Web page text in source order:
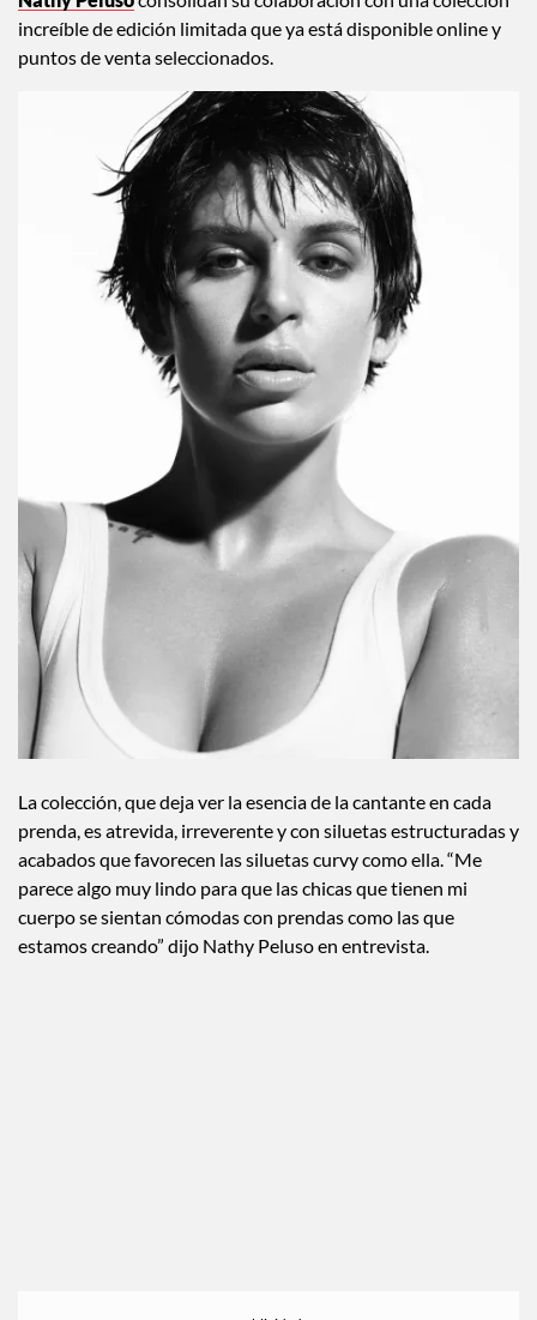
Nathy Pelusoconsolidan su colaboración con una colección
increíble de edición limitada que ya está disponible online y
La colección, que deja ver la esencia de la cantante en cada
prenda, es atrevida, irreverente y con siluetas estructuradas y
acabados que favorecen las siluetas curvy como ella. “Me
parece algo muy lindo para que las chicas que tienen mi
cuerpo se sientan cómodas con prendas como las que